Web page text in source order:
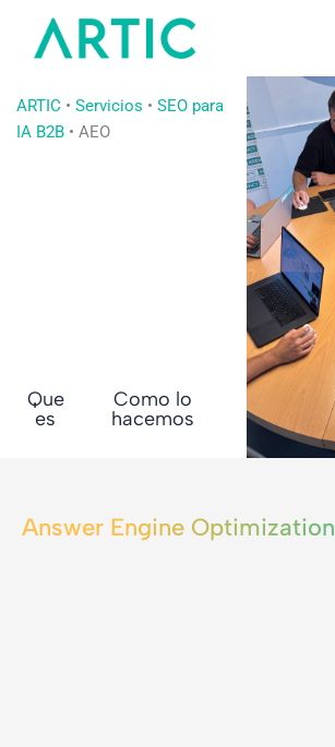
contenido
ARTIC • Servicios • SEO para
IA B2B• AEO
Que
es
Como lo
hacemos
Answer Engine Optimization